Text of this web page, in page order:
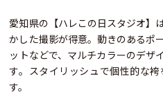
愛知県の【ハレこの日スタジオ】
かした撮影が得意。動きのあるポ
ットなどで、マルチカラーのデザ
す。スタイリッシュで個性的な
す。